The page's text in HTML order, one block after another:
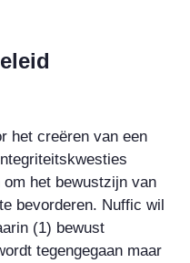
het creëren van een
het bewustzijn van
bevorderen. Nuffic wil
(1) bewust
tegengegaan maar